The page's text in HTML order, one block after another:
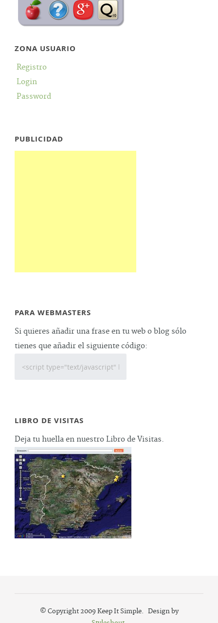
ZONA USUARIO
Registro
Login
Password
PUBLICIDAD
PARA WEBMASTERS
Si quieres añadir una frase en tu web o blog sólo
tienes que añadir el siguiente código:
LIBRO DE VISITAS
Deja tu huella en nuestro Libro de Visitas.
© Copyright 2009 Keep It Simple. Design by